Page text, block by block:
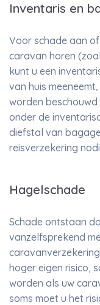
Inventaris en
Voor schade aan
caravan horen
kunt u een
van huis
worden
onder de
diefstal van
reisverzekering
Hagelschade
Schade ontstaan
vanzelfsprekend
hoger eigen risico,
worden als uw
soms moet u het